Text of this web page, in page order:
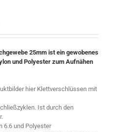
25mm ist ein gewobenes
und Polyester zum Aufnähen
hier Klettverschlüssen mit
Ist durch den
6.6 und Polyester